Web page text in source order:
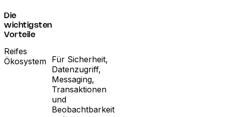
Die
wichtigsten
Vorteile
Reifes
Ökosystem Für Sicherheit,
Datenzugriff,
Messaging,
Transaktionen
und
Beobachtbarkeit